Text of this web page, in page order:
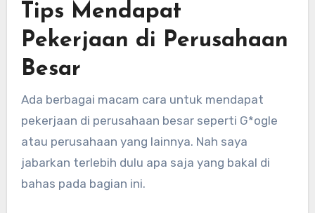
Tips Mendapat
Pekerjaan di Perusahaan
Besar
Ada berbagai macam cara untuk mendapat
pekerjaan di perusahaan besar seperti G*ogle
atau perusahaan yang lainnya. Nah saya
jabarkan terlebih dulu apa saja yang bakal di
bahas pada bagian ini.